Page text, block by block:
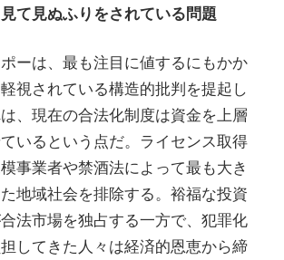
て見ぬふりをされている問題
ーは、最も注目に値するにもかか
視されている構造的批判を提起し
、現在の合法化制度は資金を上層
いるという点だ。ライセンス取得
事業者や禁酒法によって最も大き
地域社会を排除する。裕福な投資
法市場を独占する一方で、犯罪化
してきた人々は経済的恩恵から締